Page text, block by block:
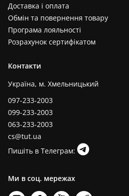
Доставка і оплата
Обмін та повернення товару
Програма лояльності
Розрахунок сертифікатом
Контакти
Україна, м. Хмельницький
097-233-2003
099-233-2003
063-233-2003
cs@tut.ua
Пишіть в Телеграм:
Ми в соц. мережах